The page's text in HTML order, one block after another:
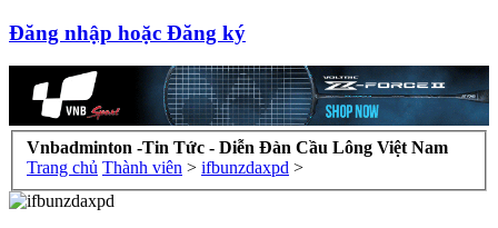
Đăng nhập hoặc Đăng ký
Vnbadminton -Tin Tức - Diễn Đàn Cầu Lông Việt Nam
Trang chủ Thành viên > ifbunzdaxpd >